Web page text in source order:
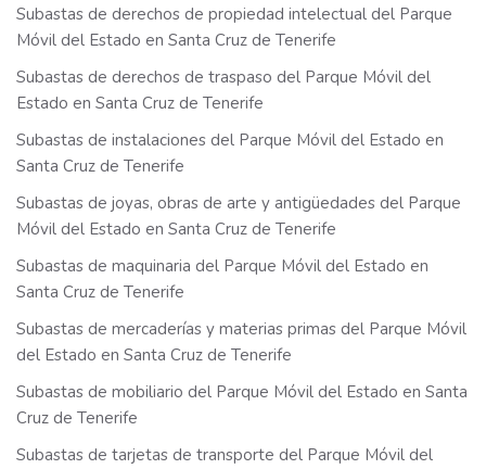
Subastas de derechos de propiedad intelectual del Parque
Móvil del Estado en Santa Cruz de Tenerife
Subastas de derechos de traspaso del Parque Móvil del
Estado en Santa Cruz de Tenerife
Subastas de instalaciones del Parque Móvil del Estado en
Santa Cruz de Tenerife
Subastas de joyas, obras de arte y antigüedades del Parque
Móvil del Estado en Santa Cruz de Tenerife
Subastas de maquinaria del Parque Móvil del Estado en
Santa Cruz de Tenerife
Subastas de mercaderías y materias primas del Parque Móvil
del Estado en Santa Cruz de Tenerife
Subastas de mobiliario del Parque Móvil del Estado en Santa
Cruz de Tenerife
Subastas de tarjetas de transporte del Parque Móvil del